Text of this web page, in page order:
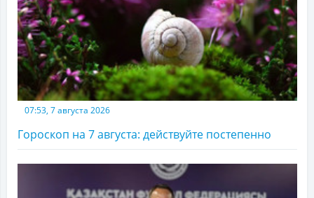
07:53, 7 августа 2026
Гороскоп на 7 августа: действуйте постепенно